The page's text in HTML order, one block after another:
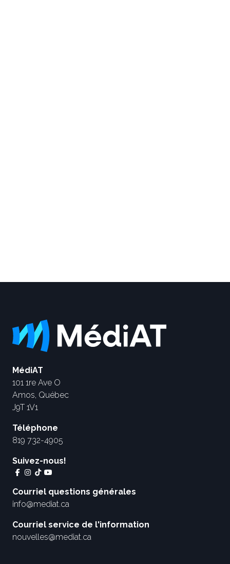
MédiAT
101 1re Ave O
Amos, Québec
J9T 1V1
Téléphone
819 732-4905
Suivez-nous!
Courriel questions générales
info@mediat.ca
Courriel service de l'information
nouvelles@mediat.ca